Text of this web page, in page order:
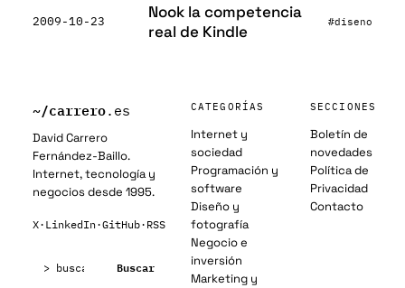
2009-10-23
Nook la competencia
real de Kindle
#diseno
~/carrero.es
David Carrero
Fernández-Baillo.
Internet, tecnología y
negocios desde 1995.
X· LinkedIn·GitHub· RSS
Buscar
CATEGORÍAS
Internet y
sociedad
Programación y
software
Diseño y
fotografía
Negocio e
inversión
Marketing y
SECCIONES
Boletín de
novedades
Política de
Privacidad
Contacto